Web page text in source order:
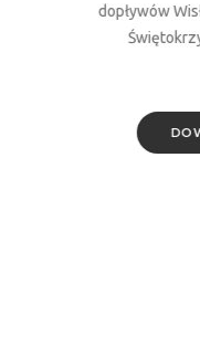
dno pokryte jest